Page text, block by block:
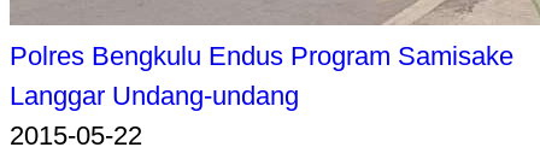
Polres Bengkulu Endus Program Samisake
Langgar Undang-undang
2015-05-22